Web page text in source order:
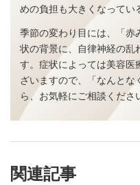
めの負担も大きくなってい
季節の変わり目には、「赤
状の背景に、自律神経の乱
す。症状によっては美容
ざいますので、「なんとな
ら、お気軽にご相談くださ
関連記事